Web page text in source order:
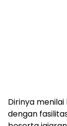
Dirinya
dengan